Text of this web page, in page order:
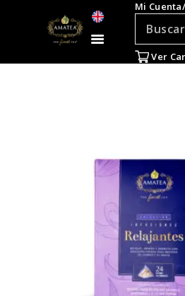
Mi
Ver
TÉ E
ACCESORIOS
REGALOS
MAYOR